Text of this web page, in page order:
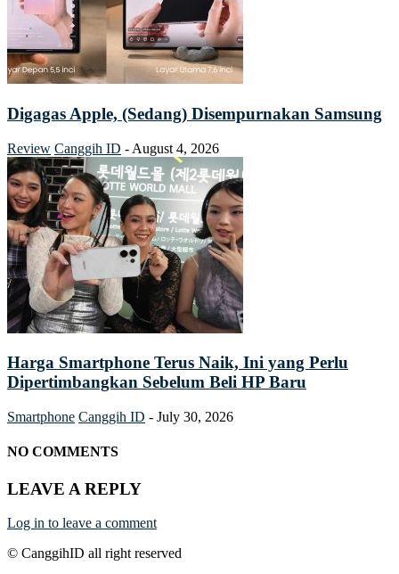
Digagas Apple, (Sedang) Disempurnakan Samsung
Review Canggih ID - August 4, 2026
Harga Smartphone Terus Naik, Ini yang Perlu
Dipertimbangkan Sebelum Beli HP Baru
Smartphone Canggih ID - July 30, 2026
NO COMMENTS
LEAVE A REPLY
Log in to leave a comment
© CanggihID all right reserved